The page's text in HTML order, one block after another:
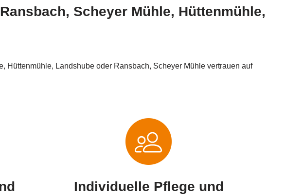
Scheyer Mühle, Hüttenmühle,
Landshube oder Ransbach, Scheyer Mühle vertrauen auf
Individuelle Pflege und